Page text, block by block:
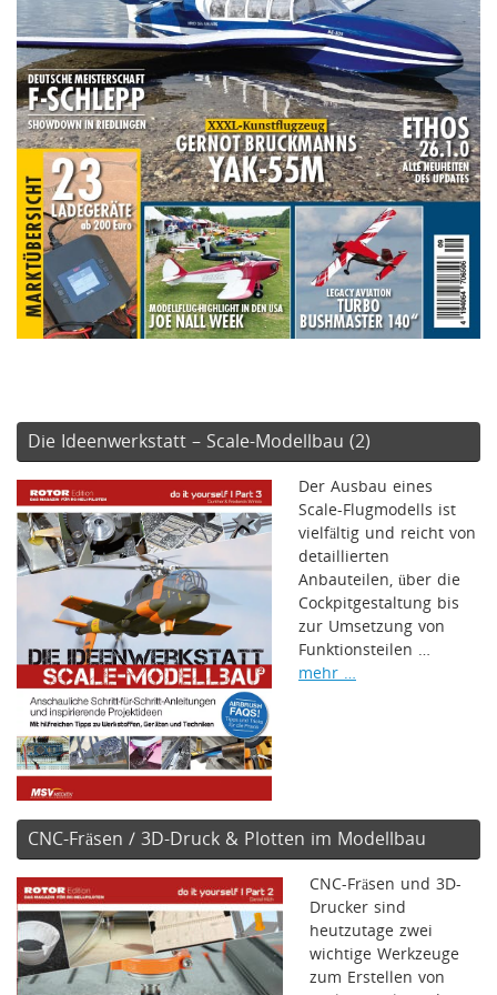
Die Ideenwerkstatt – Scale-Modellbau (2)
Der Ausbau eines
Scale-Flugmodells ist
vielfältig und reicht von
detaillierten
Anbauteilen, über die
Cockpitgestaltung bis
zur Umsetzung von
Funktionsteilen …
mehr …
CNC-Fräsen / 3D-Druck & Plotten im Modellbau
CNC-Fräsen und 3D-
Drucker sind
heutzutage zwei
wichtige Werkzeuge
zum Erstellen von